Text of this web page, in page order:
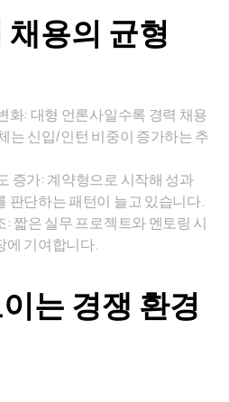
용의 균형
화: 대형 언론사일수록 경력 채용
는 신입/인턴 비중이 증가하는 추
증가: 계약형으로 시작해 성과
판단하는 패턴이 늘고 있습니다.
짧은 실무 프로젝트와 멘토링 시
에 기여합니다.
는 경쟁 환경